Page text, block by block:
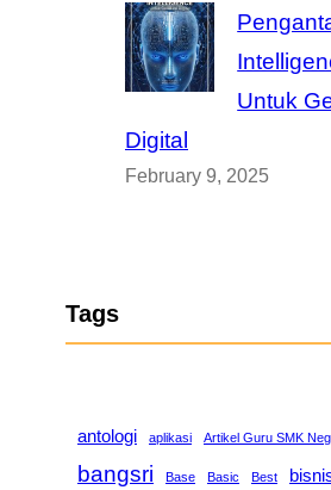
Untuk
Digital
February 9, 2025
Tags
antologi aplikasi Artikel Guru SMK
bangsri Base Basic Best